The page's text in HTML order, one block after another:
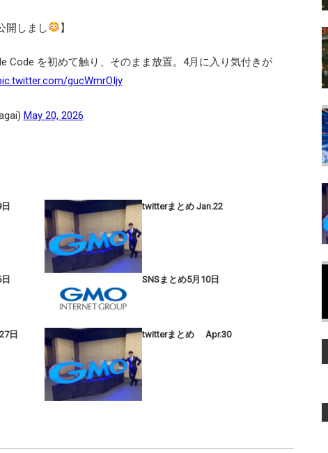
開しまし 】
Code を初めて触り、そのまま放置。4月に入り気付きが
gucWmrOIjy
May 20, 2026
twitterまとめ Jan.22
SNSまとめ5月10日
日 twitterまとめ Apr.30